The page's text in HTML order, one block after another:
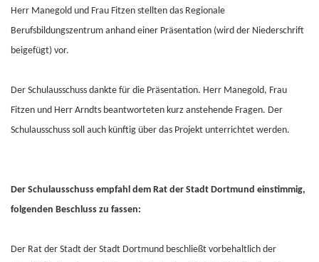
Herr Manegold und Frau Fitzen stellten das Regionale
Berufsbildungszentrum anhand einer Präsentation (wird der Niederschrift
beigefügt) vor.
Der Schulausschuss dankte für die Präsentation. Herr Manegold, Frau
Fitzen und Herr Arndts beantworteten kurz anstehende Fragen. Der
Schulausschuss soll auch künftig über das Projekt unterrichtet werden.
Der Schulausschuss empfahl dem Rat der Stadt Dortmund einstimmig,
folgenden Beschluss zu fassen:
Der Rat der Stadt der Stadt Dortmund beschließt vorbehaltlich der